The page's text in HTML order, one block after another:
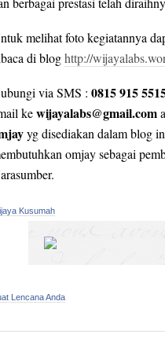
melihat foto kegiatannya
di bloghttp://
via SMS : 0815 915
kewijayalabs@gmail.com
yg disediakan dalam blog
omjay sebagai
Kusumah
Lencana Anda